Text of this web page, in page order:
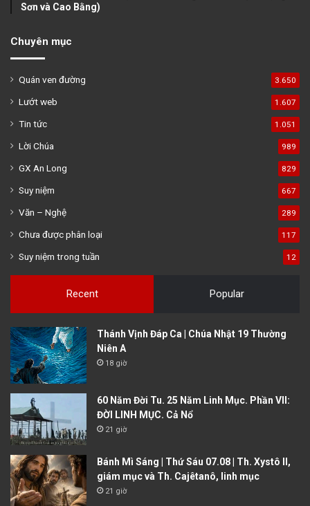
Sơn và Cao Bằng)
Chuyên mục
Quán ven đường 3.650
Lướt web 1.607
Tin tức 1.051
Lời Chúa 989
GX An Long 829
Suy niệm 667
Văn – Nghệ 289
Chưa được phân loại 117
Suy niệm trong tuần 12
Recent Popular
Thánh Vịnh Đáp Ca | Chúa Nhật 19 Thường
Niên A
18 giờ
60 Năm Đời Tu. 25 Năm Linh Mục. Phần VII:
ĐỜI LINH MỤC. Cả Nổ
21 giờ
Bánh Mì Sáng | Thứ Sáu 07.08 | Th. Xystô II,
giám mục và Th. Cajêtanô, linh mục
21 giờ